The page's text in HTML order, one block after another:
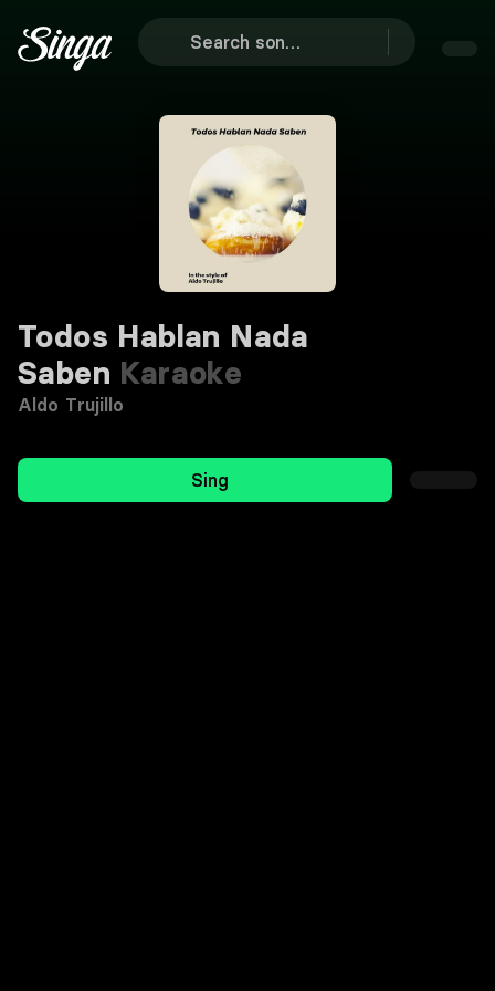
Todos Hablan Nada
Saben Karaoke
Aldo Trujillo
Sing